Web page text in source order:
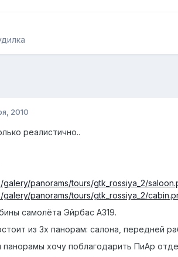
2010
реалистично..
panorams/tours/gtk_rossiya_2/
panorams/tours/gtk_rossiya_2/
самолёта Эйрбас А319.
из 3х панорам: салона, передней
хочу поблагодарить ПиАр